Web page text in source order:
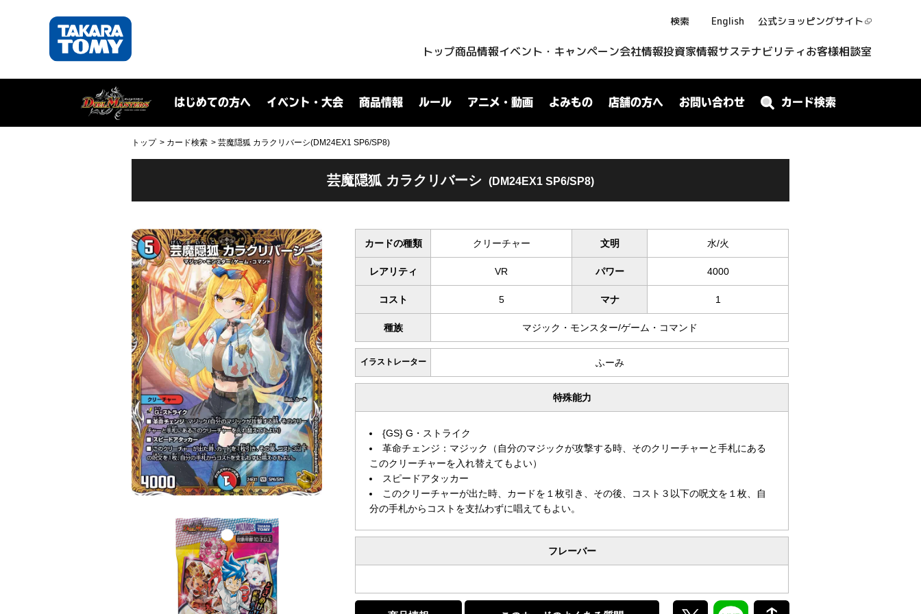
検索 English 公式ショッピングサイト
トップ商品情報イベント・キャンペーン会社情報投資家情報サステナビリティお客様相談室
はじめての方へ イベント・大会 商品情報 ルール アニメ・動画 よみもの 店舗の方へ お問い合わせ カード検索
トップ カード検索 芸魔隠狐 カラクリバーシ(DM24EX1 SP6/SP8)
芸魔隠狐 カラクリバーシ (DM24EX1 SP6/SP8)
カードの種類 クリーチャー 文明 水/火
レアリティ VR パワー 4000
コスト 5 マナ 1
種族 マジック・モンスター/ゲーム・コマンド
イラストレーター ふーみ
特殊能力
{GS} G・ストライク
革命チェンジ：マジック（自分のマジックが攻撃する時、そのクリーチャーと手札にある
このクリーチャーを入れ替えてもよい）
スピードアタッカー
このクリーチャーが出た時、カードを１枚引き、その後、コスト３以下の呪文を１枚、自
分の手札からコストを支払わずに唱えてもよい。
フレーバー